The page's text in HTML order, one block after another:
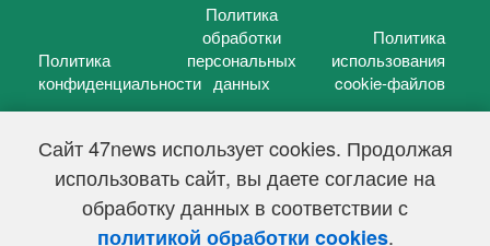
Сайт 47news использует cookies. Продолжая
использовать сайт, вы даете согласие на
обработку данных в соответствии с
политикой обработки cookies.
Политика
конфиденциальности
Политика
обработки
персональных
данных
Политика
использования
cookie-файлов
47 новостей (47 news)2005 — 2026 г.
Свидетельство о регистрации СМИ Эл № ФС 77-39848, выдано
Федеральной службой по надзору в сфере связи,